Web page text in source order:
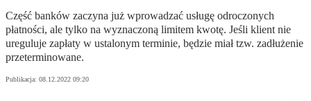
Część banków zaczyna już wprowadzać usługę odroczonych
płatności, ale tylko na wyznaczoną limitem kwotę. Jeśli klient nie
ureguluje zapłaty w ustalonym terminie, będzie miał tzw. zadłużenie
przeterminowane.
Publikacja: 08.12.2022 09:20